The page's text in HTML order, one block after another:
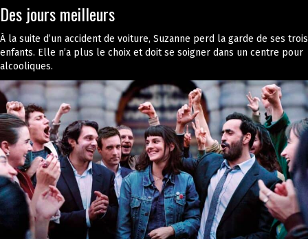
Des jours meilleurs
À la suite d’un accident de voiture, Suzanne perd la garde de ses trois
enfants. Elle n’a plus le choix et doit se soigner dans un centre pour
alcooliques.